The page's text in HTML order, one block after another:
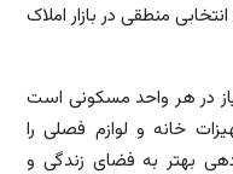
منطقی در بازار املاک
در هر واحد مسکونی است
خانه و لوازم فصلی را
بهتر به فضای زندگی و